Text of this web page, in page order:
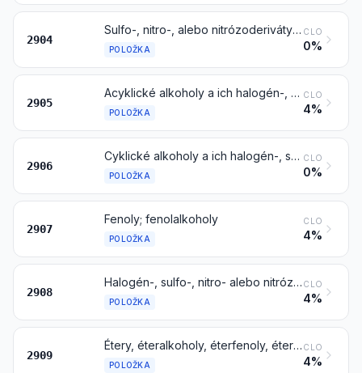
2904
Sulfo-, nitro-, alebo nitrózoderiváty uhľovodíkov, tiež halogénované
POLOŽKA
CLO
0%
2905
Acyklické alkoholy a ich halogén-, sulfo-, nitro- alebo nitrózoderiváty
POLOŽKA
CLO
4%
2906
Cyklické alkoholy a ich halogén-, sulfo-, nitro- alebo nitrózoderiváty
POLOŽKA
CLO
0%
2907
Fenoly; fenolalkoholy
POLOŽKA
CLO
4%
2908
Halogén-, sulfo-, nitro- alebo nitrózoderiváty fenolov alebo fenolalkoholov
POLOŽKA
CLO
4%
2909
Étery, éteralkoholy, éterfenoly, éteralkoholfenoly, alkoholperoxidy, éterperoxidy, acetálne a hemiacetálne peroxidy, ketoperoxidy (tiež chemicky definované), a ich halogén-, sulfo-, nitro- alebo nitrózoderiváty
POLOŽKA
CLO
4%